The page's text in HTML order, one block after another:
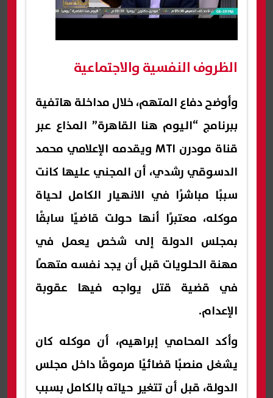
الظروف النفسية والاجتماعية
وأوضح دفاع المتهم، خلال مداخلة هاتفية
ببرنامج “اليوم هنا القاهرة” المذاع عبر
قناة مودرن MTI ويقدمه الإعلامي محمد
الدسوقي رشدي، أن المجني عليها كانت
سببًا مباشرًا في الانهيار الكامل لحياة
موكله، معتبرًا أنها حولت قاضيًا سابقًا
بمجلس الدولة إلى شخص يعمل في
مهنة الحلويات قبل أن يجد نفسه متهمًا
في قضية قتل يواجه فيها عقوبة
الإعدام.
وأكد المحامي إبراهيم، أن موكله كان
يشغل منصبًا قضائيًا مرموقًا داخل مجلس
الدولة، قبل أن تتغير حياته بالكامل بسبب